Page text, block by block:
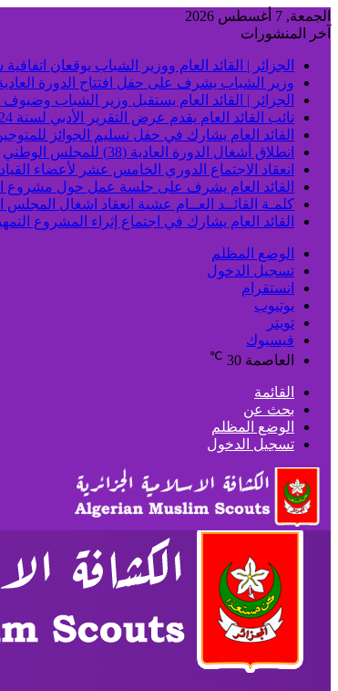
الجمعة, 7 أغسطس 2026
آخر المنشورات
الجزائر | القائد العام ووزير الشباب يوقعان
وزير الشباب يشرف على حفل افتتاح الدورة العادية (38) للمجلس
الجزائر | القائد العام يستقبل وزير الشباب وضيوف
نائب القائد العام يقدم عرض التقرير الأدبي لسنة 2024
القائد العام يشارك في حفل تسليم الجوائز
انطلاق أشغال الدورة العادية (38) للمجلس الوطني
انعقاد الاجتماع الدوري الخامس عشر لأعضاء
القائد العام يشرف على جلسة عمل حول مشروع
كلمـة القائــد العــام عشية انعقاد اشغال المجلس
القائد العام يشارك في اجتماع إثراء المشروع
الوضع المظلم
تسجيل الدخول
انستقرام
يوتيوب
تويتر
فيسبوك
العاصمة 30
℃
القائمة
بحث عن
الوضع المظلم
تسجيل الدخول